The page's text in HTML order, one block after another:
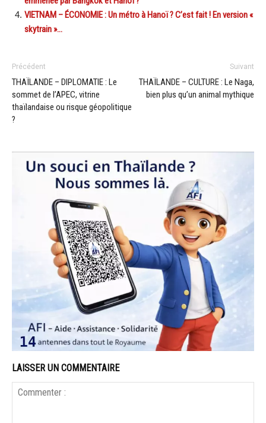
VIETNAM – ÉCONOMIE : Un métro à Hanoï ? C’est fait ! En version «
skytrain »…
Précédent
THAÏLANDE – DIPLOMATIE : Le
sommet de l’APEC, vitrine
thaïlandaise ou risque géopolitique
?
Suivant
THAÏLANDE – CULTURE : Le Naga,
bien plus qu’un animal mythique
LAISSER UN COMMENTAIRE